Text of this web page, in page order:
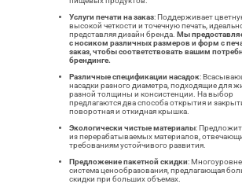
Услуги печати на заказ: Поддерживает
высокой четкости и точечную печать,
представляя дизайн бренда. Мы
с носиком различных размеров и форм с
заказ, чтобы соответствовать вашим
брендинге.
Различные спецификации насадок:
насадки разного диаметра, подходящие для
разной толщины и консистенции. На выбор
предлагаются два способа открытия и
поворотная и откидная крышка.
Экологически чистые материалы:
из перерабатываемых материалов,
требованиям устойчивого развития.
Предложение пакетной скидки:
система ценообразования, предлагающая
скидки при больших объемах.